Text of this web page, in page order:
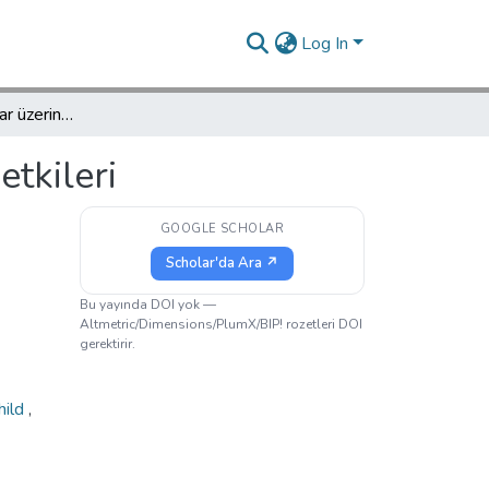
Log In
Boşanmanın çocuklar üzerine olumsuz etkileri
,
GOOGLE SCHOLAR
Scholar'da Ara ↗
Bu yayında DOI yok —
Altmetric/Dimensions/PlumX/BIP! rozetleri DOI
gerektirir.